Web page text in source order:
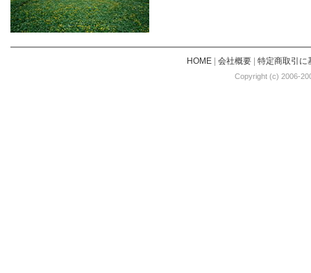
HOME| 会社概要| 特定商取引に
Copyright (c) 2006-